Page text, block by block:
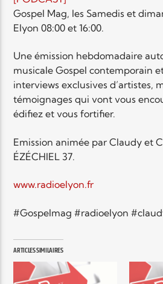
TITRE
ARTISTE
Radio Elyon
Elyon Rhema
Gospel Mag, les Samedis et
Elyon 08:00 et 16:00.
Une émission hebdomadaire
musicale Gospel contemporain et
interviews exclusives d’artistes,
témoignages qui vont vous
édifiez et vous fortifier.
Emission animée par Claudy et
ÉZÉCHIEL 37.
www.radioelyon.fr
#Gospelmag #radioelyon
ARTICLES SIMILAIRES